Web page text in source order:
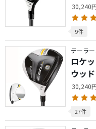
30,240
9件
テーラ
ロケ
ウッド
30,240
27件